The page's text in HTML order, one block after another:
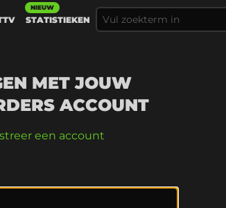
STATISTIEKEN
NIEUW
MET JOUW
ACCOUNT
een account